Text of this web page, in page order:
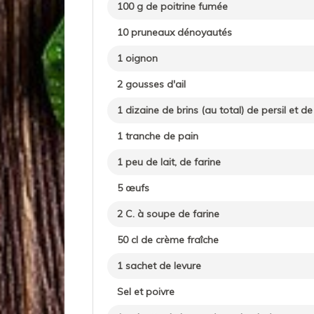
100 g de poitrine fumée
10 pruneaux dénoyautés
1 oignon
2 gousses d'ail
1 dizaine de brins (au total) de persil et
1 tranche de pain
1 peu de lait, de farine
5 œufs
2 C. à soupe de farine
50 cl de crème fraîche
1 sachet de levure
Sel et poivre